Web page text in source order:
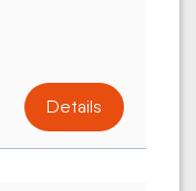
Details